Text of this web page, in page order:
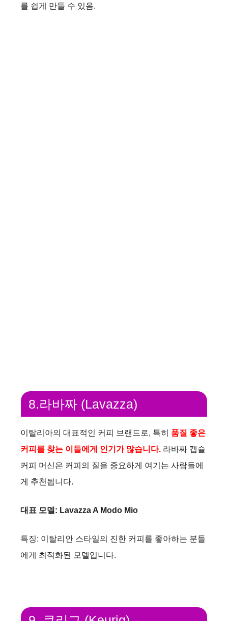
를 쉽게 만들 수 있음.
8.라바짜 (Lavazza)
이탈리아의 대표적인 커피 브랜드로, 특히 품질 좋은
커피를 찾는 이들에게 인기가 많습니다. 라바짜 캡슐
커피 머신은 커피의 질을 중요하게 여기는 사람들에
게 추천됩니다.
대표 모델: Lavazza A Modo Mio
특징: 이탈리안 스타일의 진한 커피를 좋아하는 분들
에게 최적화된 모델입니다.